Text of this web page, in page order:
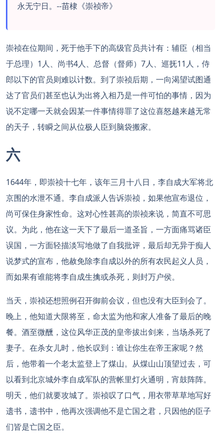
永无宁日。--苗棣《崇祯帝》
崇祯在位期间，死于他手下的高级官员共计有：辅臣（相当
于总理）1人、尚书4人、总督（督师）7人、巡抚11人，侍
郎以下的官员则难以计数。到了崇祯后期，一向渴望试图通
达了官员们甚至也认为出将入相乃是一件可怕的事情，因为
说不定哪一天就会因某一件事情得罪了这位喜怒越来越无常
的天子，转瞬之间从位极人臣到脑袋搬家。
六
1644年，即崇祯十七年，该年三月十八日，李自成大军将北
京围的水泄不通。李自成派人告诉崇祯，如果他宣布退位，
尚可保住身家性命。这对心性甚高的崇祯来说，简直不可思
议。为此，他在这一天下了最后一道圣旨，一方面痛骂诸臣
误国，一方面轻描淡写地做了自我批评，最后却无异于痴人
说梦式的宣布，他赦免除李自成以外的所有农民起义人员，
而如果有谁能将李自成生擒或杀死，则封万户侯。
当天，崇祯还想照例召开御前会议，但也没有大臣到会了。
晚上，他知道大限将至，命太监为他和家人准备了最后的晚
餐。酒至微醺，这位风华正茂的皇帝拔出剑来，当场杀死了
妻子。在杀女儿时，他长叹到：谁让你生在帝王家呢？然
后，他带着一个老太监登上了煤山。从煤山山顶望过去，可
以看到北京城外李自成军队的营帐里灯火通明，宵鼓阵阵。
明天，他们就要攻城了。崇祯叹了口气，用衣带草草地写好
遗书，遗书中，他再次强调他不是亡国之君，只因他的臣子
们皆是亡国之臣。